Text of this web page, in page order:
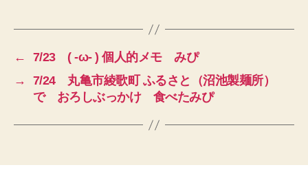
←
7/23 ( ‐ω‐ ) 個人的メモ みぴ
→
7/24 丸亀市綾歌町 ふるさと（沼池製麺所）
で おろしぶっかけ 食べたみぴ